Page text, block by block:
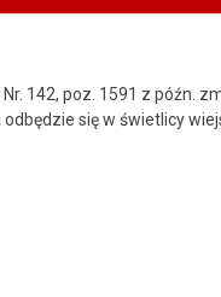
142, poz. 1591 z późn.
się w świetlicy